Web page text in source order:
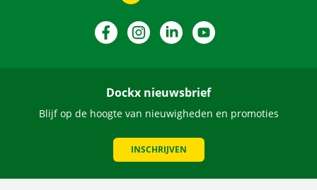
FacebookInstagramLinkedIn
Dockx nieuwsbrief
Blijf op de hoogte van nieuwigheden en promoties
INSCHRIJVEN